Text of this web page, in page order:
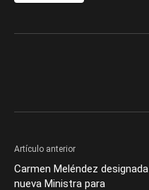
Artículo anterior
Carmen Meléndez designada
nueva Ministra para